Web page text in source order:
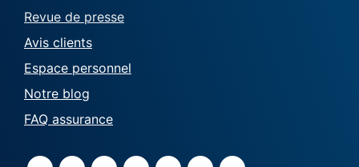
Revue de presse
Avis clients
Espace personnel
Notre blog
FAQ assurance